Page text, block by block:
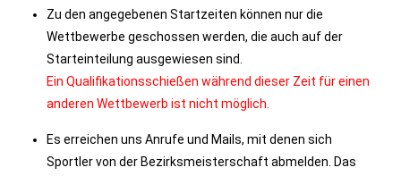
Zu den angegebenen Startzeiten können nur die
Wettbewerbe geschossen werden, die auch auf der
Starteinteilung ausgewiesen sind.
Ein Qualifikationsschießen während dieser Zeit für einen
anderen Wettbewerb ist nicht möglich.
Es erreichen uns Anrufe und Mails, mit denen sich
Sportler von der Bezirksmeisterschaft abmelden. Das